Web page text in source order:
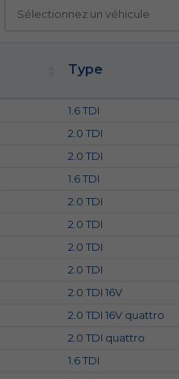
Type
1.6 TDI
2.0 TDI
2.0 TDI
1.6 TDI
2.0 TDI
2.0 TDI
2.0 TDI
2.0 TDI
2.0 TDI 16V
2.0 TDI 16V quattro
2.0 TDI quattro
1.6 TDI